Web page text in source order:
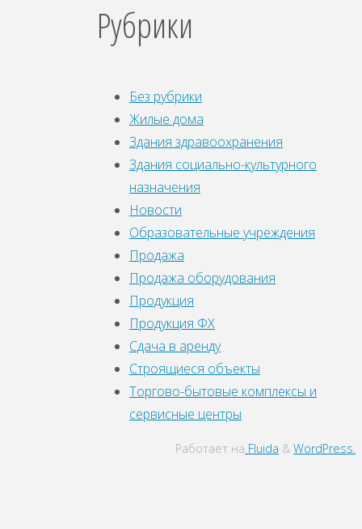
Рубрики
Без рубрики
Жилые дома
Здания здравоохранения
Здания социально-культурного
назначения
Новости
Образовательные учреждения
Продажа
Продажа оборудования
Продукция
Продукция ФХ
Сдача в аренду
Строящиеся объекты
Торгово-бытовые комплексы и
сервисные центры
Работает на Fluida & WordPress.